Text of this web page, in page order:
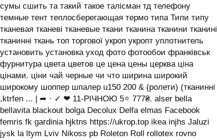
сумы сшить та такий такое талісман тд телефону
темные тент теплосберегающая термо типа Типи типу
тканевая тканеві тканевые ткани тканина тканини тканині
тканинні ткань топ торгової укроп укропт уплотнитель
установить установка уход фото фотообои франківськ
фурнитура цвета цветов це цена цены церква ціна
цінами. ціни чай черные чи что ширина широкий
широкому шоппер шпалер u150 200 & (ролети) (тканинні
,ktrfen ... | ➦ · ✓ ❤ 11-РІЧНОЮ 5⭐ 777₴. alser bella
bellavita blackout bolga Decolux Delfa elmas Facebook
femris fk gardinia hjktns https://ukrop.top ikea injhs Jaluzi
jysk la ltym Lviv Nikoss pb Roleton Roll rollotex rovno